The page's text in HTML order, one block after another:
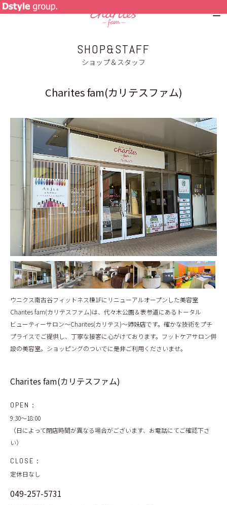
SHOP&STAFF
COUPON
GALLERY
RECRUIT
BLOG
SHOP&STAFF
ショップ＆スタッフ
Charites fam(カリテスファム)
ウニクス南古谷フィットネス棟1Fにリニューアルオープンした美容室
Charites fam(カリテスファム)は、代々木公園＆表参道にあるトータル
ビューティーサロン〜Charites(カリテス)〜姉妹店です。確かな技術をプチ
プライスでご提供し、丁寧な接客に心がけております。フットケアサロン併
設の美容室。ショッピングのついでに是非ご利用くださいませ。
Charites fam(カリテスファム)
OPEN：
9:30～18:00
（日によって閉店時間が異なる場合がございます、お電話にてご確認下さ
い）
CLOSE：
定休日なし
049-257-5731